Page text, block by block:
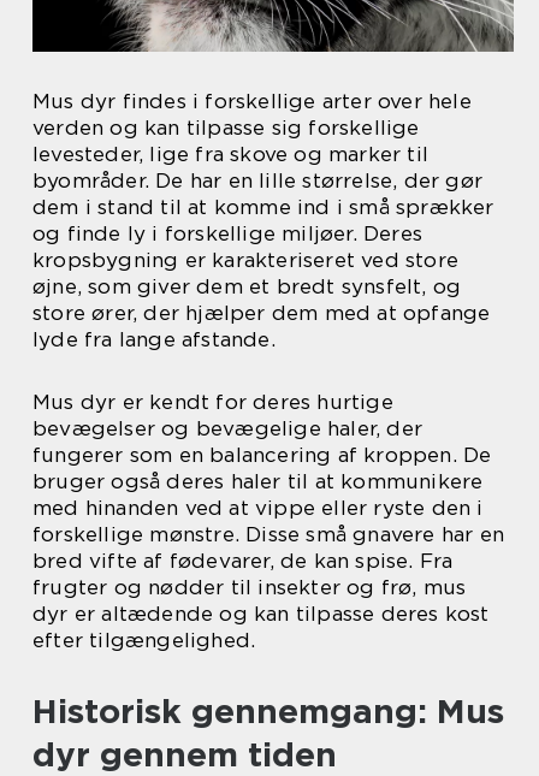
Mus dyr findes i forskellige arter over hele
verden og kan tilpasse sig forskellige
levesteder, lige fra skove og marker til
byområder. De har en lille størrelse, der gør
dem i stand til at komme ind i små sprækker
og finde ly i forskellige miljøer. Deres
kropsbygning er karakteriseret ved store
øjne, som giver dem et bredt synsfelt, og
store ører, der hjælper dem med at opfange
lyde fra lange afstande.
Mus dyr er kendt for deres hurtige
bevægelser og bevægelige haler, der
fungerer som en balancering af kroppen. De
bruger også deres haler til at kommunikere
med hinanden ved at vippe eller ryste den i
forskellige mønstre. Disse små gnavere har en
bred vifte af fødevarer, de kan spise. Fra
frugter og nødder til insekter og frø, mus
dyr er altædende og kan tilpasse deres kost
efter tilgængelighed.
Historisk gennemgang: Mus
dyr gennem tiden